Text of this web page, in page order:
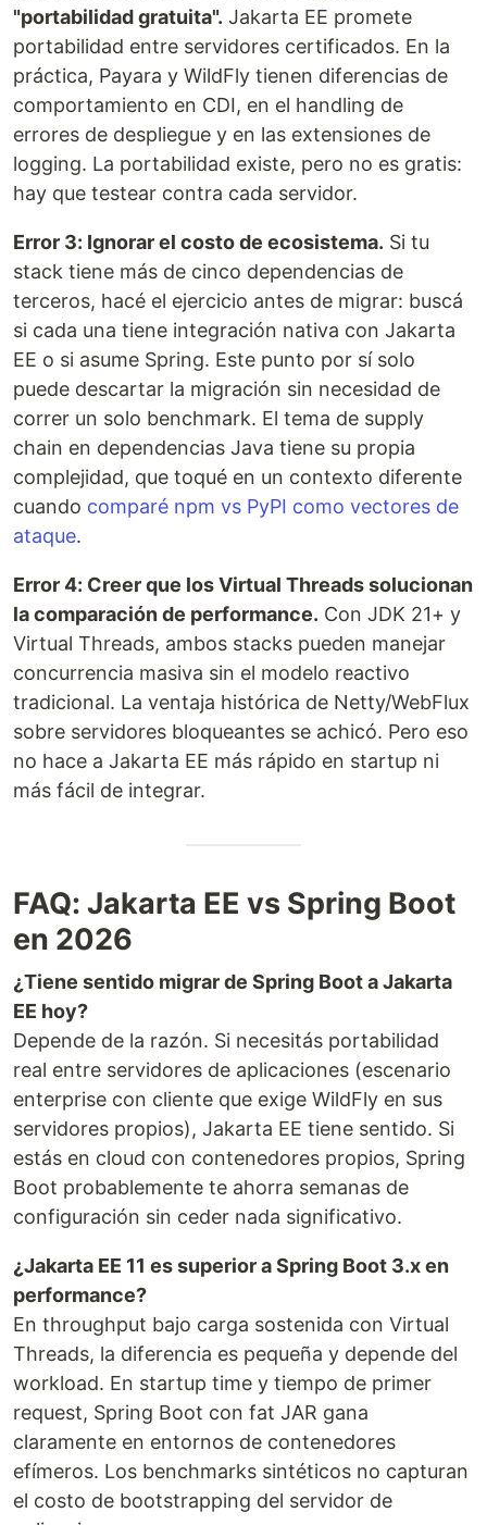
"portabilidad gratuita". Jakarta EE promete
portabilidad entre servidores certificados. En la
práctica, Payara y WildFly tienen diferencias de
comportamiento en CDI, en el handling de
errores de despliegue y en las extensiones de
logging. La portabilidad existe, pero no es gratis:
hay que testear contra cada servidor.
Error 3: Ignorar el costo de ecosistema. Si tu
stack tiene más de cinco dependencias de
terceros, hacé el ejercicio antes de migrar: buscá
si cada una tiene integración nativa con Jakarta
EE o si asume Spring. Este punto por sí solo
puede descartar la migración sin necesidad de
correr un solo benchmark. El tema de supply
chain en dependencias Java tiene su propia
complejidad, que toqué en un contexto diferente
cuando comparé npm vs PyPI como vectores de
ataque.
Error 4: Creer que los Virtual Threads solucionan
la comparación de performance. Con JDK 21+ y
Virtual Threads, ambos stacks pueden manejar
concurrencia masiva sin el modelo reactivo
tradicional. La ventaja histórica de Netty/WebFlux
sobre servidores bloqueantes se achicó. Pero eso
no hace a Jakarta EE más rápido en startup ni
más fácil de integrar.
FAQ: Jakarta EE vs Spring Boot
en 2026
¿Tiene sentido migrar de Spring Boot a Jakarta
EE hoy?
Depende de la razón. Si necesitás portabilidad
real entre servidores de aplicaciones (escenario
enterprise con cliente que exige WildFly en sus
servidores propios), Jakarta EE tiene sentido. Si
estás en cloud con contenedores propios, Spring
Boot probablemente te ahorra semanas de
configuración sin ceder nada significativo.
¿Jakarta EE 11 es superior a Spring Boot 3.x en
performance?
En throughput bajo carga sostenida con Virtual
Threads, la diferencia es pequeña y depende del
workload. En startup time y tiempo de primer
request, Spring Boot con fat JAR gana
claramente en entornos de contenedores
efímeros. Los benchmarks sintéticos no capturan
el costo de bootstrapping del servidor de